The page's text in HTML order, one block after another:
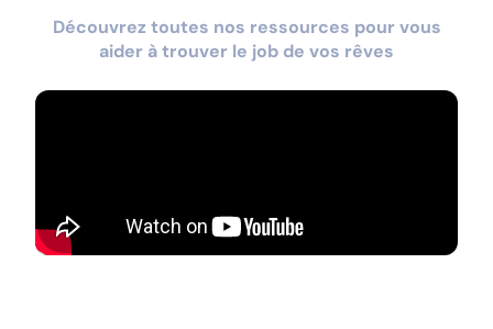
Découvrez toutes nos ressources pour vous
aider à trouver le job de vos rêves